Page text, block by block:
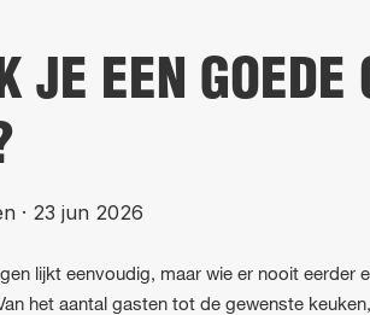
JE EEN GOEDE
· 23 jun 2026
lijkt eenvoudig, maar wie er nooit eerder
het aantal gasten tot de gewenste